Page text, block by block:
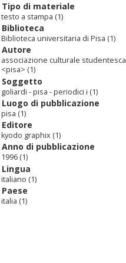
Tipo di materiale
testo a stampa (1)
Biblioteca
Biblioteca universitaria di Pisa (1)
Autore
associazione culturale studentesca
<pisa> (1)
Soggetto
goliardi - pisa - periodici i (1)
Luogo di pubblicazione
pisa (1)
Editore
kyodo graphix (1)
Anno di pubblicazione
1996 (1)
Lingua
italiano (1)
Paese
italia (1)